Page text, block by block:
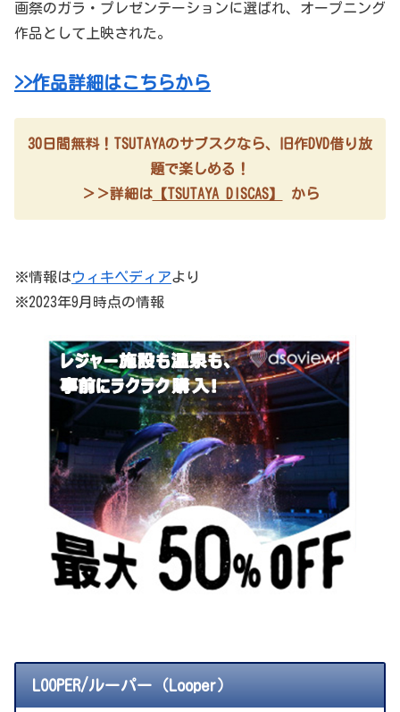
画祭のガラ・プレゼンテーションに選ばれ、オープニング
作品として上映された。
>>作品詳細はこちらから
30日間無料！TSUTAYAのサブスクなら、旧作DVD借り放
題で楽しめる！
＞＞詳細は【TSUTAYA DISCAS】 から
※情報はウィキペディアより
※2023年9月時点の情報
LOOPER/ルーパー（Looper）